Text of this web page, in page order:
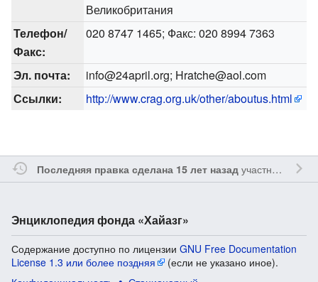
Великобритания
Телефон/
Факс:
020 8747 1465; Факс: 020 8994 7363
Эл. почта:
info@24april.org; Hratche@aol.com
Ссылки:
http://www.crag.org.uk/other/aboutus.html
Последняя правка сделана 15 лет назадучастником
Энциклопедия фонда «Хайазг»
Содержание доступно по лицензии GNU Free Documentation
License 1.3 или более поздняя
(если не указано иное).